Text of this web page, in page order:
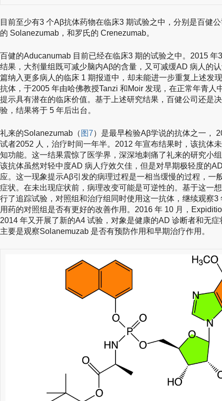
目前至少有3 个Aβ抗体药物在临床3 期试验之中，分别是百健
的 Solanezumab，和罗氏的 Crenezumab。
百健的Aducanumab 目前已经在临床3 期的试验之中。2015 年
结果，大剂量组既可减少脑内Aβ的含量，又可减缓AD 病人的
篇纳入更多病人的临床 1 期报道中，却未能进一步重复上述发
抗体，于2005 年由哈佛教授Tanzi 和Moir 发现，在正常年青人
提示具有潜在的临床价值。基于上述研究结果，百健公司还是
验，结果将于 5 年后出台。
礼来的Solanezumab（ 图7）是最早检验Aβ学说的抗体之一，
试者2052 人，治疗时间一年半。2012 年宣布结果时，该抗体
知功能。这一结果震惊了医学界，深深地刺痛了礼来的研究小
该抗体虽然对轻中度AD 病人疗效欠佳，但是对早期极轻度的
应。这一现象提示Aβ引发的病理过程是一相当缓慢的过程，一
症状。在未出现症状前，病理改变可能是可逆性的。基于这一
行了追踪试验，对照组和治疗组同时使用这一抗体，继续观察
用药的对照组是否有更好的改善作用。2016 年 10 月，
2014 年又开展了新的A4 试验，对象是健康的AD 诊断者和无
主要是观察Solanemuzab 是否有预防作用和早期治疗作用。